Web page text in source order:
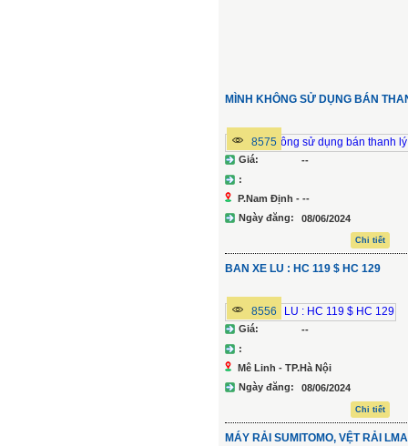
MÌNH KHÔNG SỬ DỤNG BÁN
8575
Giá:
--
:
P.Nam Định - --
Ngày đăng:
08/06/2024
Chi tiết
BAN XE LU : HC 119 $ HC 129
8556
Giá:
--
:
Mê Linh - TP.Hà Nội
Ngày đăng:
08/06/2024
Chi tiết
MÁY RẢI SUMITOMO, VỆT RẢI